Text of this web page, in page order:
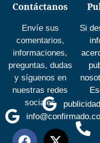
Contáctanos
Envíe sus
comentarios,
informaciones,
preguntas, dudas
y síguenos en
nuestras redes
sociales
Si